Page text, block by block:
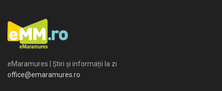
eMaramures | Știri și informații la zi
office@emaramures.ro